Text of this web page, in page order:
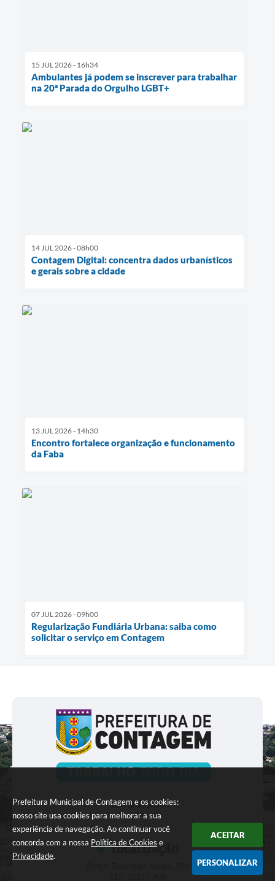
Prefeitura Municipal de Contagem e os cookies:
nosso site usa cookies para melhorar a sua
experiência de navegação. Ao continuar você
concorda com a nossa Política de Cookies e
Privacidade.
ACEITAR
PERSONALIZAR
15 JUL 2026 - 16h34
Ambulantes já podem se inscrever para trabalhar
na 20ª Parada do Orgulho LGBT+
14 JUL 2026 - 08h00
Contagem Digital: concentra dados urbanísticos
e gerais sobre a cidade
13 JUL 2026 - 14h30
Encontro fortalece organização e funcionamento
da Faba
07 JUL 2026 - 09h00
Regularização Fundiária Urbana: saiba como
solicitar o serviço em Contagem
LOCALIZAÇÃO